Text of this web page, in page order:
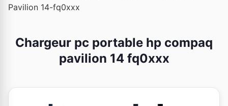
Pavilion 14-fq0xxx
Chargeur pc portable hp compaq
pavilion 14 fq0xxx